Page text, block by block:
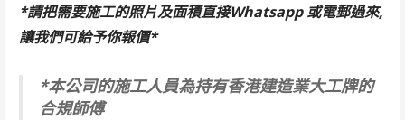
*請把需要施工的照片及面積直接Whatsapp 或電郵過來,
讓我們可給予你報價*
*本公司的施工人員為持有香港建造業大工牌的
合規師傅